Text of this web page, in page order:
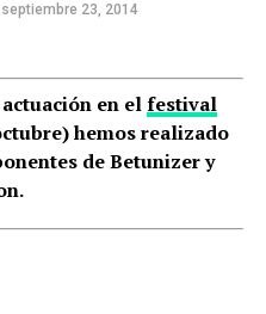
septiembre 23, 2014
en elfestival
hemos realizado
de Betunizer y